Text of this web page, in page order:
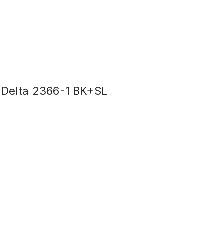
2366-1 BK+SL